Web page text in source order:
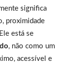
significa
proximidade
está se
, não como um
acessível e